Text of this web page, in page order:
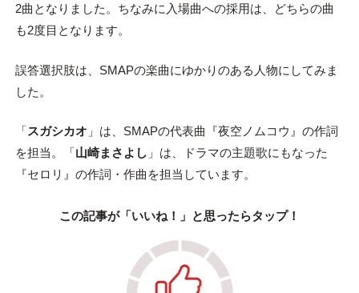
2曲となりました。ちなみに入場曲への採用は、どちらの曲
も2度目となります。
誤答選択肢は、SMAPの楽曲にゆかりのある人物にしてみま
した。
「スガシカオ 」は、SMAPの代表曲『夜空ノムコウ』の作詞
を担当。「山崎まさよし 」は、ドラマの主題歌にもなった
『セロリ』の作詞・作曲を担当しています。
この記事が「いいね！」と思ったらタップ！